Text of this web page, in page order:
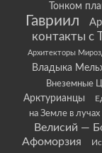
Тонком
Гавриил
контакты с
Архитекторы
Владыка
Внеземные
Арктурианцы
на Земле в
Велисий —
Афоморзия